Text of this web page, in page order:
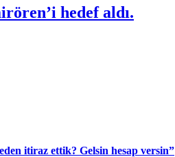
hedef aldı.
itiraz ettik? Gelsin hesap versin”